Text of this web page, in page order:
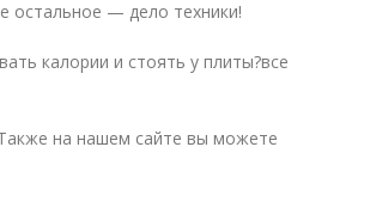
остальное — дело техники!
калории и стоять у плиты?все
на нашем сайте вы можете